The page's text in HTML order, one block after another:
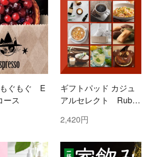
ぐもぐ E
ース
ギフトパッド カジュ
アルセレクト Ruby
2,420円